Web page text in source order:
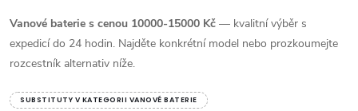
Vanové baterie s cenou 10000-15000 Kč — kvalitní výběr s
expedicí do 24 hodin. Najděte konkrétní model nebo prozkoumejte
rozcestník alternativ níže.
SUBSTITUTY V KATEGORII VANOVÉ BATERIE